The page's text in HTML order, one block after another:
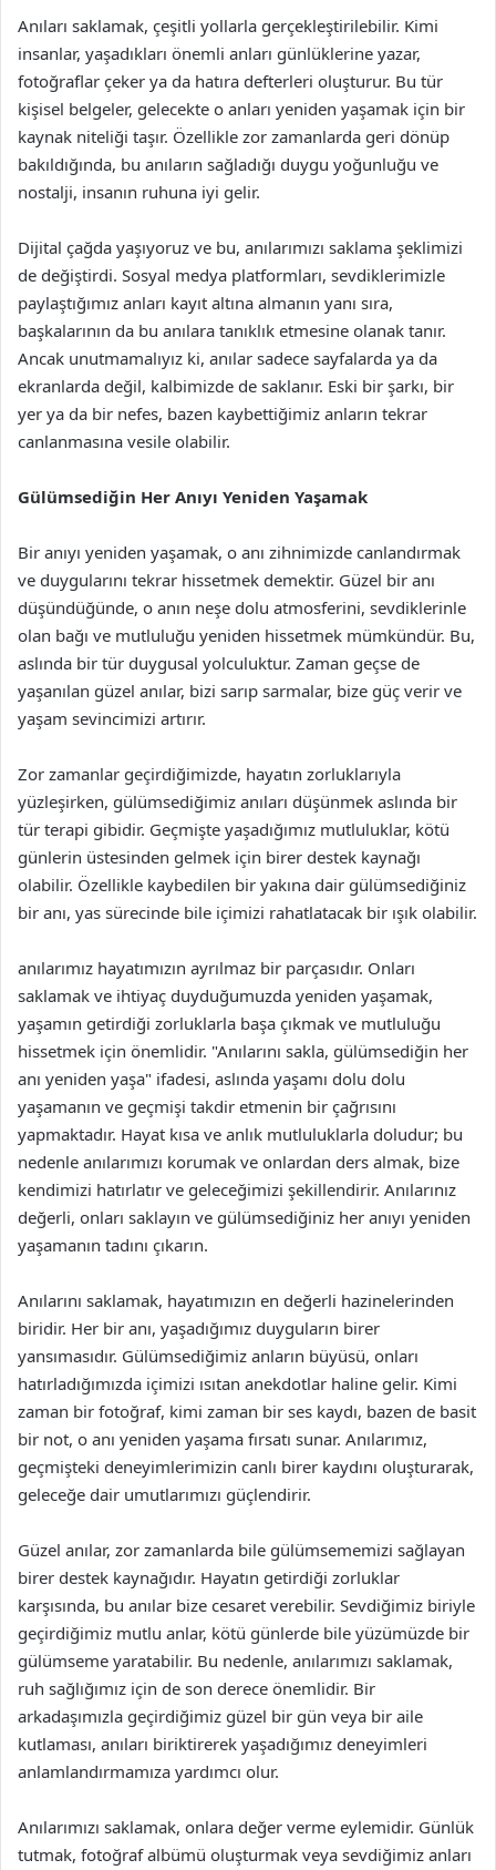
Anıları saklamak, çeşitli yollarla gerçekleştirilebilir. Kimi
insanlar, yaşadıkları önemli anları günlüklerine yazar,
fotoğraflar çeker ya da hatıra defterleri oluşturur. Bu tür
kişisel belgeler, gelecekte o anları yeniden yaşamak için bir
kaynak niteliği taşır. Özellikle zor zamanlarda geri dönüp
bakıldığında, bu anıların sağladığı duygu yoğunluğu ve
nostalji, insanın ruhuna iyi gelir.
Dijital çağda yaşıyoruz ve bu, anılarımızı saklama şeklimizi
de değiştirdi. Sosyal medya platformları, sevdiklerimizle
paylaştığımız anları kayıt altına almanın yanı sıra,
başkalarının da bu anılara tanıklık etmesine olanak tanır.
Ancak unutmamalıyız ki, anılar sadece sayfalarda ya da
ekranlarda değil, kalbimizde de saklanır. Eski bir şarkı, bir
yer ya da bir nefes, bazen kaybettiğimiz anların tekrar
canlanmasına vesile olabilir.
Gülümsediğin Her Anıyı Yeniden Yaşamak
Bir anıyı yeniden yaşamak, o anı zihnimizde canlandırmak
ve duygularını tekrar hissetmek demektir. Güzel bir anı
düşündüğünde, o anın neşe dolu atmosferini, sevdiklerinle
olan bağı ve mutluluğu yeniden hissetmek mümkündür. Bu,
aslında bir tür duygusal yolculuktur. Zaman geçse de
yaşanılan güzel anılar, bizi sarıp sarmalar, bize güç verir ve
yaşam sevincimizi artırır.
Zor zamanlar geçirdiğimizde, hayatın zorluklarıyla
yüzleşirken, gülümsediğimiz anıları düşünmek aslında bir
tür terapi gibidir. Geçmişte yaşadığımız mutluluklar, kötü
günlerin üstesinden gelmek için birer destek kaynağı
olabilir. Özellikle kaybedilen bir yakına dair gülümsediğiniz
bir anı, yas sürecinde bile içimizi rahatlatacak bir ışık olabilir.
anılarımız hayatımızın ayrılmaz bir parçasıdır. Onları
saklamak ve ihtiyaç duyduğumuzda yeniden yaşamak,
yaşamın getirdiği zorluklarla başa çıkmak ve mutluluğu
hissetmek için önemlidir. "Anılarını sakla, gülümsediğin her
anı yeniden yaşa" ifadesi, aslında yaşamı dolu dolu
yaşamanın ve geçmişi takdir etmenin bir çağrısını
yapmaktadır. Hayat kısa ve anlık mutluluklarla doludur; bu
nedenle anılarımızı korumak ve onlardan ders almak, bize
kendimizi hatırlatır ve geleceğimizi şekillendirir. Anılarınız
değerli, onları saklayın ve gülümsediğiniz her anıyı yeniden
yaşamanın tadını çıkarın.
Anılarını saklamak, hayatımızın en değerli hazinelerinden
biridir. Her bir anı, yaşadığımız duyguların birer
yansımasıdır. Gülümsediğimiz anların büyüsü, onları
hatırladığımızda içimizi ısıtan anekdotlar haline gelir. Kimi
zaman bir fotoğraf, kimi zaman bir ses kaydı, bazen de basit
bir not, o anı yeniden yaşama fırsatı sunar. Anılarımız,
geçmişteki deneyimlerimizin canlı birer kaydını oluşturarak,
geleceğe dair umutlarımızı güçlendirir.
Güzel anılar, zor zamanlarda bile gülümsememizi sağlayan
birer destek kaynağıdır. Hayatın getirdiği zorluklar
karşısında, bu anılar bize cesaret verebilir. Sevdiğimiz biriyle
geçirdiğimiz mutlu anlar, kötü günlerde bile yüzümüzde bir
gülümseme yaratabilir. Bu nedenle, anılarımızı saklamak,
ruh sağlığımız için de son derece önemlidir. Bir
arkadaşımızla geçirdiğimiz güzel bir gün veya bir aile
kutlaması, anıları biriktirerek yaşadığımız deneyimleri
anlamlandırmamıza yardımcı olur.
Anılarımızı saklamak, onlara değer verme eylemidir. Günlük
tutmak, fotoğraf albümü oluşturmak veya sevdiğimiz anları